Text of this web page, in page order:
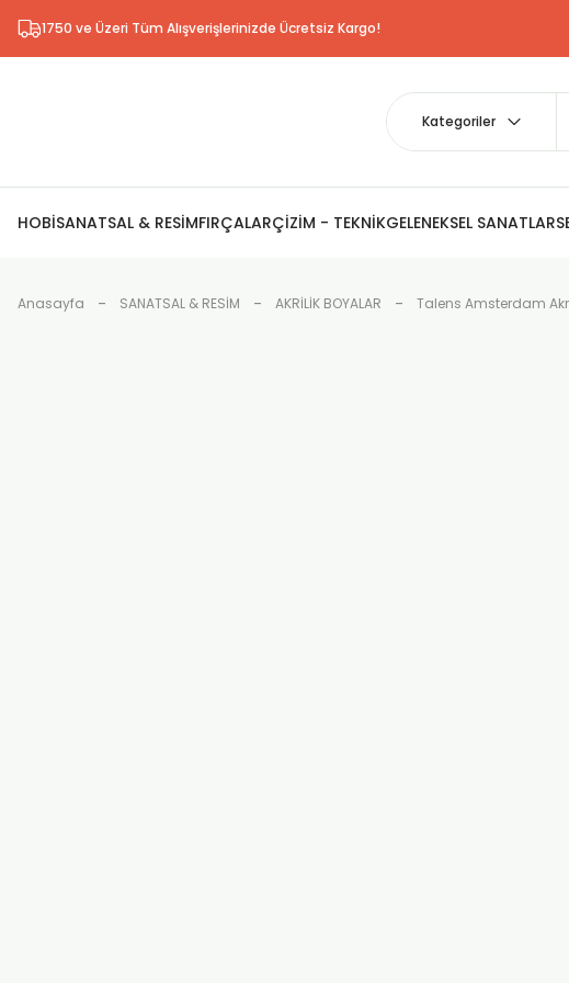
1750 ve Üzeri Tüm Alışverişlerinizde Ücretsiz Kargo!
HOBİSANATSAL & RESİMFIRÇALARÇİZİM - TEKNİKGELENEKSEL SANATLAR
Anasayfa SANATSAL & RESİM AKRİLİK BOYALAR Talens Amsterdam